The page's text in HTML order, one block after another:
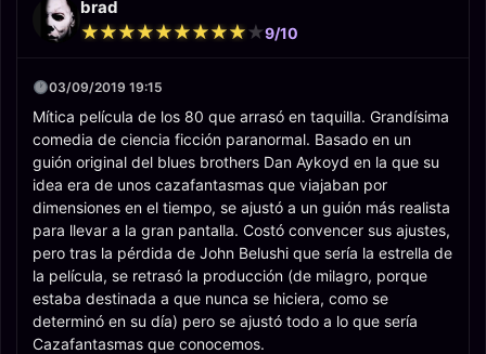
brad
★
★★
★★
★★
★★
★★
★★
★★
★★
★★
★9/10
03/09/2019 19:15
Mítica película de los 80 que arrasó en taquilla. Grandísima
comedia de ciencia ficción paranormal. Basado en un
guión original del blues brothers Dan Aykoyd en la que su
idea era de unos cazafantasmas que viajaban por
dimensiones en el tiempo, se ajustó a un guión más realista
para llevar a la gran pantalla. Costó convencer sus ajustes,
pero tras la pérdida de John Belushi que sería la estrella de
la película, se retrasó la producción (de milagro, porque
estaba destinada a que nunca se hiciera, como se
determinó en su día) pero se ajustó todo a lo que sería
Cazafantasmas que conocemos.